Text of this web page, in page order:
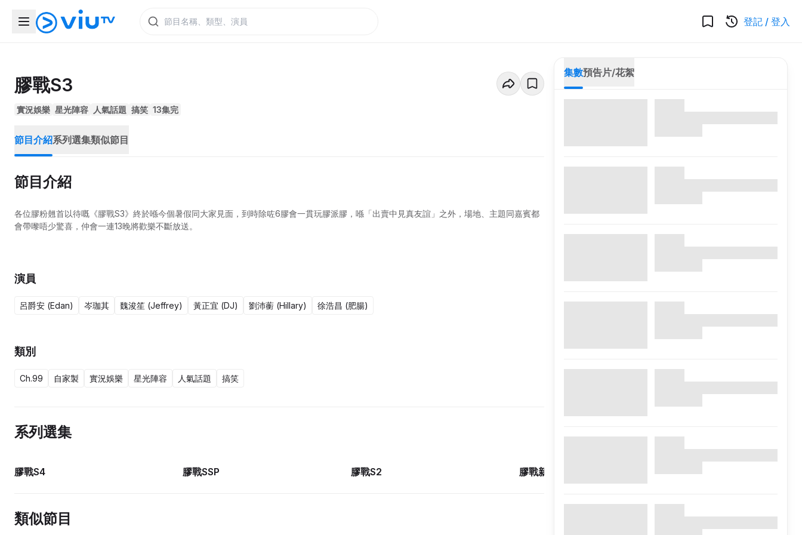
登記 / 登入
膠戰S3
實況娛樂 星光陣容 人氣話題 搞笑 13集完
節目介紹系列選集類似節目
節目介紹
各位膠粉翹首以待嘅《膠戰S3》終於喺今個暑假同大家見面，到時除咗6膠會一貫玩膠派膠，喺「出賣中見真友誼」之外，場地、主題同嘉賓都
會帶嚟唔少驚喜，仲會一連13晚將歡樂不斷放送。
演員
呂爵安 (Edan) 岑珈其 魏浚笙 (Jeffrey) 黃正宜 (DJ) 劉沛蘅 (Hillary) 徐浩昌 (肥腸)
類別
Ch.99 自家製 實況娛樂 星光陣容 人氣話題 搞笑
系列選集
膠戰S4 膠戰SSP 膠戰S2 膠戰新春SP 膠戰
類似節目
集數預告片/花絮